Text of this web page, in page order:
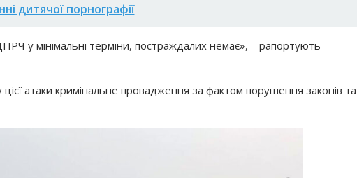
дитячої порнографії
у мінімальні терміни, постраждалих немає», – рапортують
атаки кримінальне провадження за фактом порушення законів та